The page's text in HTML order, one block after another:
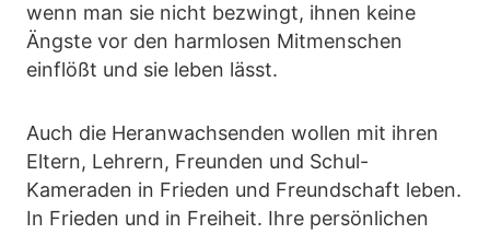
wenn man sie nicht bezwingt, ihnen keine
Ängste vor den harmlosen Mitmenschen
einflößt und sie leben lässt.
Auch die Heranwachsenden wollen mit ihren
Eltern, Lehrern, Freunden und Schul-
Kameraden in Frieden und Freundschaft leben.
In Frieden und in Freiheit. Ihre persönlichen